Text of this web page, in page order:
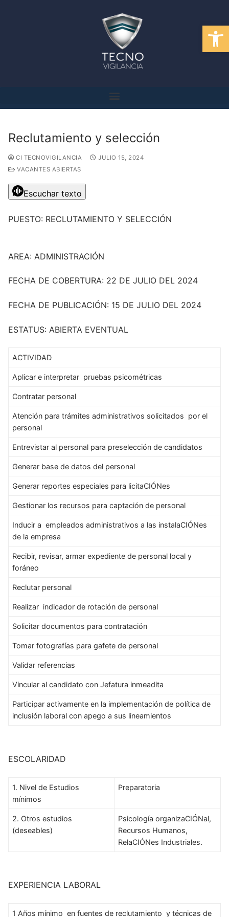
Abrir
Reclutamiento y selección
CI TECNOVIGILANCIA
JULIO 15, 2024
VACANTES ABIERTAS
Escuchar texto
PUESTO: RECLUTAMIENTO Y SELECCIÓN
AREA: ADMINISTRACIÓN
FECHA DE COBERTURA: 22 DE JULIO DEL 2024
FECHA DE PUBLICACIÓN: 15 DE JULIO DEL 2024
ESTATUS: ABIERTA EVENTUAL
ACTIVIDAD
Aplicar e interpretar pruebas psicométricas
Contratar personal
Atención para trámites administrativos solicitados por el
personal
Entrevistar al personal para preselección de candidatos
Generar base de datos del personal
Generar reportes especiales para licitaCIÓNes
Gestionar los recursos para captación de personal
Inducir a empleados administrativos a las instalaCIÓNes
de la empresa
Recibir, revisar, armar expediente de personal local y
foráneo
Reclutar personal
Realizar indicador de rotación de personal
Solicitar documentos para contratación
Tomar fotografías para gafete de personal
Validar referencias
Vincular al candidato con Jefatura inmeadita
Participar activamente en la implementación de política de
inclusión laboral con apego a sus lineamientos
ESCOLARIDAD
1. Nivel de Estudios
mínimos
Preparatoria
2. Otros estudios
(deseables)
Psicología organizaCIÓNal,
Recursos Humanos,
RelaCIÓNes Industriales.
EXPERIENCIA LABORAL
1 Años mínimo en fuentes de reclutamiento y técnicas de